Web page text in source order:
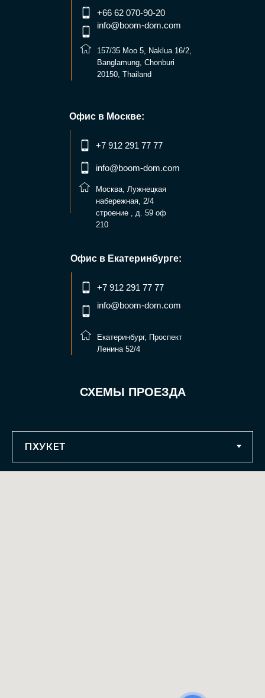
Офис в Москве:
+7 912 291 77 77
Москва, Лужнецкая
набережная, 2/4
строение , д. 59 оф
210
+7 912 291 77 77
Екатеринбург, Проспект
Ленина 52/4
Офис в Екатеринбурге:
+66 62 070-90-20
157/35 Мoo 5, Naklua 16/2,
Banglamung, Chonburi
20150, Thailand
СХЕМЫ ПРОЕЗДА
info@boom-dom.com
info@boom-dom.com
info@boom-dom.com